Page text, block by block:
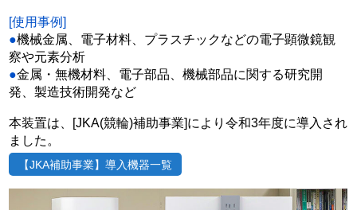
[使用事例]
●機械金属、電子材料、プラスチックなどの電子顕微鏡観
察や元素分析
●金属・無機材料、電子部品、機械部品に関する研究開
発、製造技術開発など
本装置は、[JKA(競輪)補助事業]により令和3年度に導入され
ました。
【JKA補助事業】導入機器一覧